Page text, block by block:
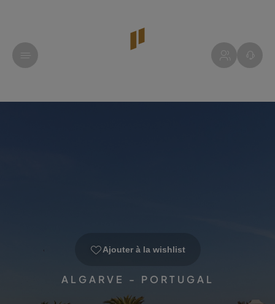
Ajouter à la wishlist
ALGARVE - PORTUGAL